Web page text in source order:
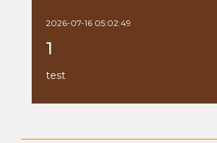
2026-07-16 05:02:49
1
test